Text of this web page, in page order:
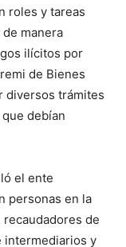
roles y tareas
manera
ilícitos por
de Bienes
diversos trámites
debían
el ente
personas en la
de
intermediarios y